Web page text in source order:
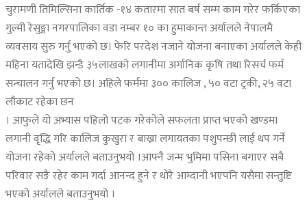
चुरामणी तिमिल्सिना कार्तिक -१४ कतारमा सात बर्ष सम्म काम गरेर फर्किएका
गुल्मी रेसुङ्गा नगरपालिका वडा नम्बर १० का हुमाकान्त अर्यालले नेपालमै
व्यवसाय सुरु गर्नु भएको छ। फेरि परदेश नजाने योजना बनाएका अर्यालले केही
महिना यतादेखि झन्डै ३५लाखको लगानीमा अर्गानिक कृषि तथा रिसर्च फर्म
सन्चालन गर्नु भएको छ। अहिले फर्ममा ३०० कालिज , ५० वटा ट्रकी, २५ वटा
लौकाट रहेका छन
। आफुले यो अभ्यास पहिलो पटक गरेकोले सफलता प्राप्त भएको खण्डमा
लगानी वृद्धि गरि कालिज कुखुरा र बाख्रा लगायतका पशुपन्छी लाई थप गर्ने
योजना रहेको अर्यालले बताउनुभयो ।आफ्नै जन्म भुमिमा पसिना बगाएर सबै
परिवार सङै रहेर काम गर्दा आनन्द हुने र थोरै आम्दानी भएपनि यसैमा सन्तुष्टि
भएको अर्यालले बताउनुभयो ।